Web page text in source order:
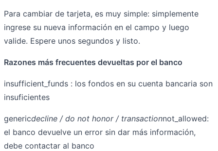
Para cambiar de tarjeta, es muy simple: simplemente
ingrese su nueva información en el campo y luego
valide. Espere unos segundos y listo.
Razones más frecuentes devueltas por el banco
insufficient_funds : los fondos en su cuenta bancaria son
insuficientes
genericdecline / do not honor / transactionnot_allowed:
el banco devuelve un error sin dar más información,
debe contactar al banco